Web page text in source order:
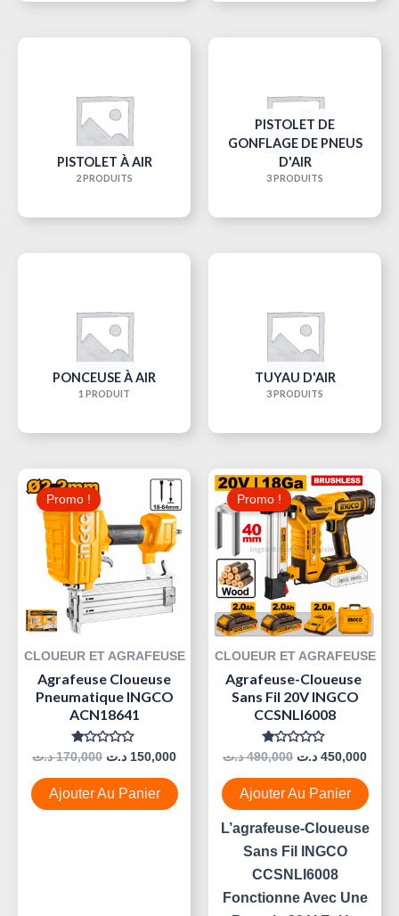
PISTOLET À AIR
2 PRODUITS
PISTOLET DE
GONFLAGE DE PNEUS
D'AIR
3 PRODUITS
PONCEUSE À AIR
1 PRODUIT
TUYAU D'AIR
3 PRODUITS
Promo !
CLOUEUR ET AGRAFEUSE
Agrafeuse Cloueuse
Pneumatique INGCO
ACN18641
Note
Sur
5
170,000 د.ت
Était :
170,000 د.ت.
150,000 د.ت
Le
Actuel
Est :
150,000 د.ت.
Ajouter Au Panier
Promo !
CLOUEUR ET AGRAFEUSE
Agrafeuse-Cloueuse
Sans Fil 20V INGCO
CCSNLI6008
Note
Sur
5
490,000 د.ت
Le
Prix
Initial
Était :
450,000 د.ت
Le
Prix
Ajouter Au Panier
L’agrafeuse-Cloueuse
Sans Fil INGCO
CCSNLI6008
Fonctionne Avec Une